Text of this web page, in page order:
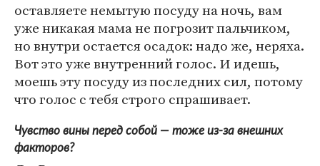
оставляете немытую посуду на ночь, вам
уже никакая мама не погрозит пальчиком,
но внутри остается осадок: надо же, неряха.
Вот это уже внутренний голос. И идешь,
моешь эту посуду из последних сил, потому
что голос с тебя строго спрашивает.
Чувство вины перед собой — тоже из-за внешних
факторов?